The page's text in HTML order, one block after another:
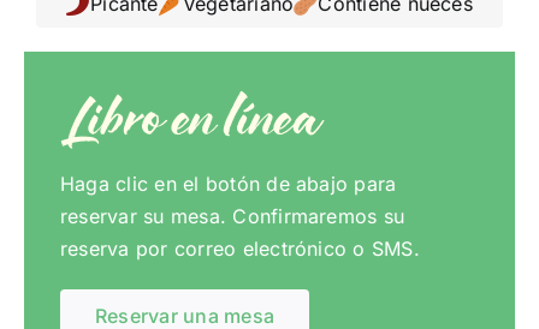
Libro en línea
Haga clic en el botón de abajo para
reservar su mesa. Confirmaremos su
reserva por correo electrónico o SMS.
Reservar una mesa